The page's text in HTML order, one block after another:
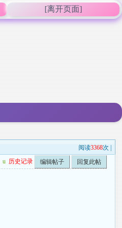
[离开页面]
阅读3368次 |
u 历史记录 编辑帖子 回复此帖